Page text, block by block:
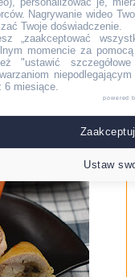
7 DNI
Nagrywanie wideo
Twoje doświadczenie.
„zaakceptować
momencie za
"ustawić
6 miesiące.
powered
Ustaw